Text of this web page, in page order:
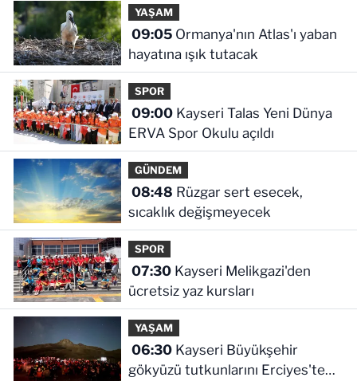
YAŞAM
09:05Ormanya'nın Atlas'ı yaban
hayatına ışık tutacak
SPOR
09:00Kayseri Talas Yeni Dünya
ERVA Spor Okulu açıldı
GÜNDEM
08:48
sıcaklık değişmeyecek
SPOR
07:30Kayseri Melikgazi'den
ücretsiz yaz kursları
YAŞAM
06:30Kayseri Büyükşehir
gökyüzü tutkunlarını Erciyes'te